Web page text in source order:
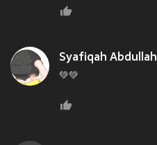
Syafiqah Abdullah
💚💚